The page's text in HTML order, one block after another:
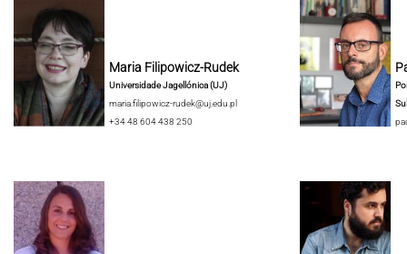
Maria Filipowicz-Rudek
Universidade Jagellónica (UJ)
maria.filipowicz-rudek@uj.edu.pl
+34 48 604 438 250
Sul